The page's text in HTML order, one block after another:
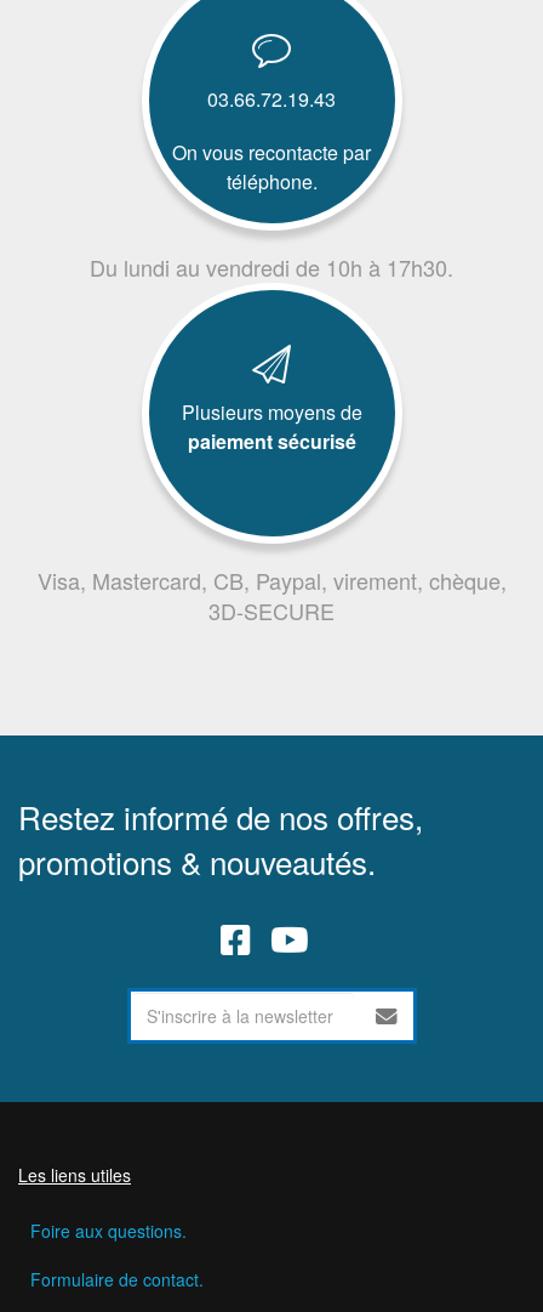
03.66.72.19.43
On vous recontacte par
téléphone.
Du lundi au vendredi de 10h à 17h30.
Plusieurs moyens de
paiement sécurisé
Visa, Mastercard, CB, Paypal, virement, chèque,
3D-SECURE
Restez informé de nos offres,
promotions & nouveautés.
Les liens utiles
Foire aux questions.
Formulaire de contact.